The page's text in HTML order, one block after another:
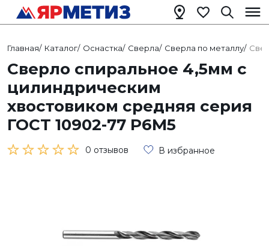
Главная/ Каталог/ Оснастка/ Сверла/ Сверла по металлу/
Сверло спиральное 4,5мм с
цилиндрическим
хвостовиком средняя серия
ГОСТ 10902-77 Р6М5
0 отзывов В избранное